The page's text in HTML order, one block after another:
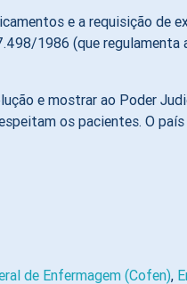
e a requisição
1986 (que
e mostrar ao Poder
os pacientes. O
de Enfermagem (Cofen),